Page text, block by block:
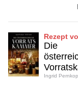
Rezept
Die
Ingrid